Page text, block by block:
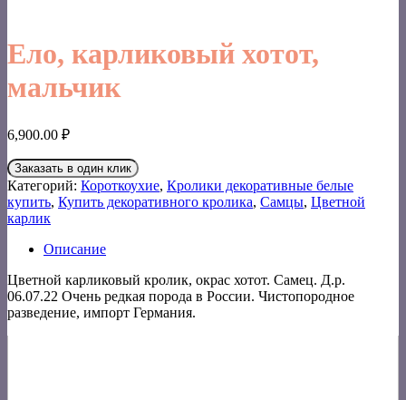
Ело, карликовый хотот,
мальчик
6,900.00 ₽
Заказать в один клик
Категорий: Короткоухие, Кролики декоративные белые
купить, Купить декоративного кролика, Самцы, Цветной
карлик
Описание
Цветной карликовый кролик, окрас хотот. Самец. Д.р.
06.07.22 Очень редкая порода в России. Чистопородное
разведение, импорт Германия.